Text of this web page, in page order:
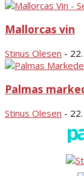
Mallorcas vin
Stinus Olesen -
Palmas
Stinus Olesen -